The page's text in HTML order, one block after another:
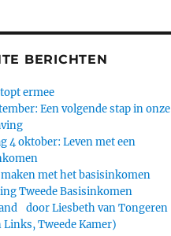
BERICHTEN
ermee
Een volgende stap in onze
4 oktober: Leven met een
met het basisinkomen
Tweede Basisinkomen
door Liesbeth van Tongeren
Links, Tweede Kamer)